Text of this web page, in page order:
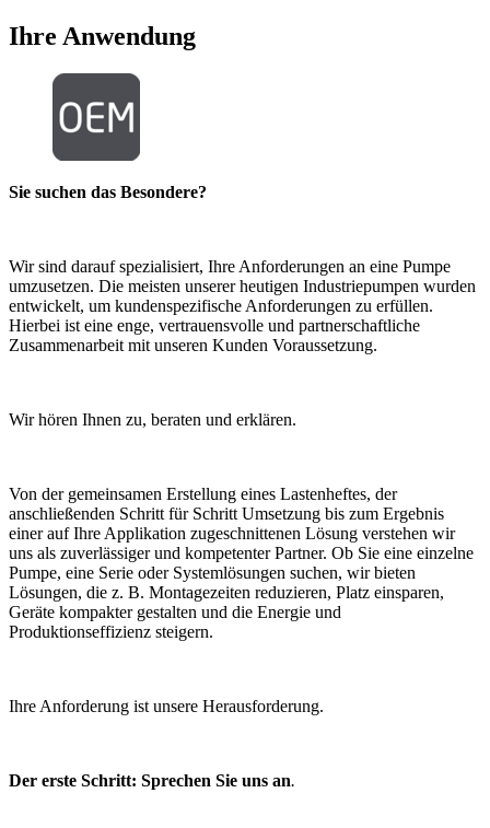
Ihre Anwendung
Sie suchen das Besondere?
Wir sind darauf spezialisiert, Ihre Anforderungen an eine Pumpe
umzusetzen. Die meisten unserer heutigen Industriepumpen wurden
entwickelt, um kundenspezifische Anforderungen zu erfüllen.
Hierbei ist eine enge, vertrauensvolle und partnerschaftliche
Zusammenarbeit mit unseren Kunden Voraussetzung.
Wir hören Ihnen zu, beraten und erklären.
Von der gemeinsamen Erstellung eines Lastenheftes, der
anschließenden Schritt für Schritt Umsetzung bis zum Ergebnis
einer auf Ihre Applikation zugeschnittenen Lösung verstehen wir
uns als zuverlässiger und kompetenter Partner. Ob Sie eine einzelne
Pumpe, eine Serie oder Systemlösungen suchen, wir bieten
Lösungen, die z. B. Montagezeiten reduzieren, Platz einsparen,
Geräte kompakter gestalten und die Energie und
Produktionseffizienz steigern.
Ihre Anforderung ist unsere Herausforderung.
Der erste Schritt: Sprechen Sie uns an.